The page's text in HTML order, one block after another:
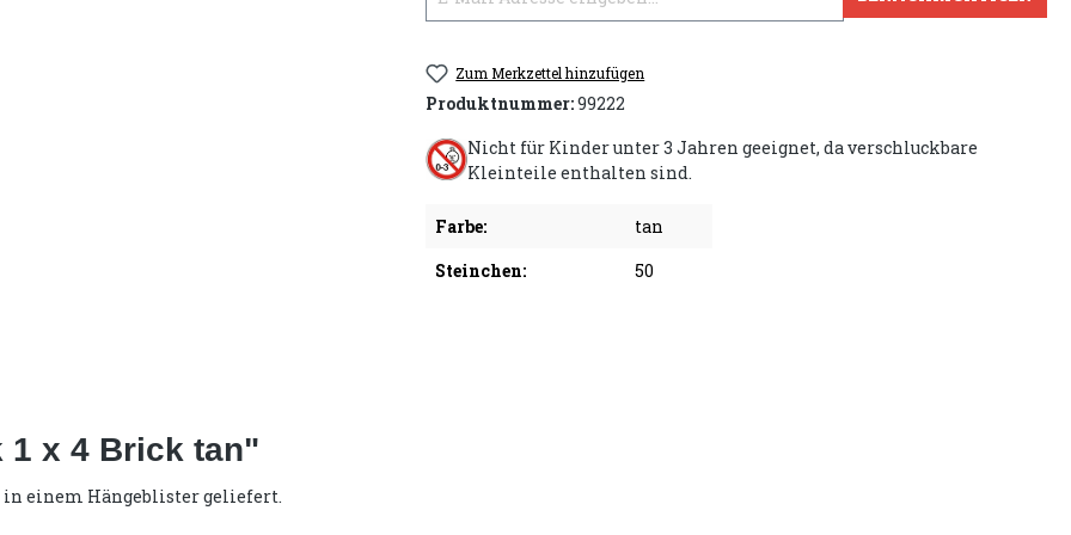
Zum Merkzettel hinzufügen
Produktnummer:99222
Nicht für Kinder unter 3 Jahren geeignet, da verschluckbare
Kleinteile enthalten sind.
Farbe:
tan
Steinchen:
50
1 x 4 Brick tan"
in einem Hängeblister geliefert.